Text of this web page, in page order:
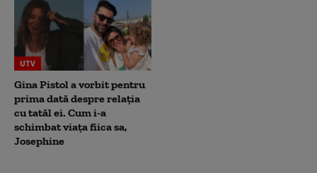
UTV
Gina Pistol a vorbit pentru
prima dată despre relația
cu tatăl ei. Cum i-a
schimbat viața fiica sa,
Josephine